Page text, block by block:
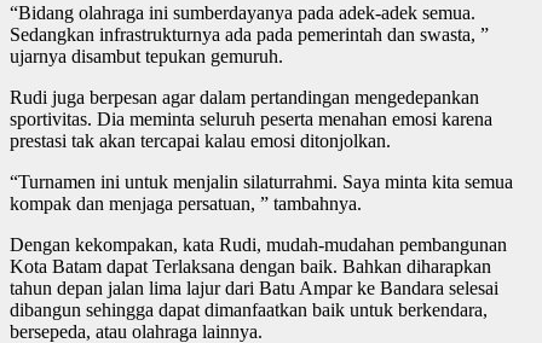
“Bidang olahraga ini sumberdayanya pada adek-adek semua.
Sedangkan infrastrukturnya ada pada pemerintah dan swasta, ”
ujarnya disambut tepukan gemuruh.
Rudi juga berpesan agar dalam pertandingan mengedepankan
sportivitas. Dia meminta seluruh peserta menahan emosi karena
prestasi tak akan tercapai kalau emosi ditonjolkan.
“Turnamen ini untuk menjalin silaturrahmi. Saya minta kita semua
kompak dan menjaga persatuan, ” tambahnya.
Dengan kekompakan, kata Rudi, mudah-mudahan pembangunan
Kota Batam dapat Terlaksana dengan baik. Bahkan diharapkan
tahun depan jalan lima lajur dari Batu Ampar ke Bandara selesai
dibangun sehingga dapat dimanfaatkan baik untuk berkendara,
bersepeda, atau olahraga lainnya.